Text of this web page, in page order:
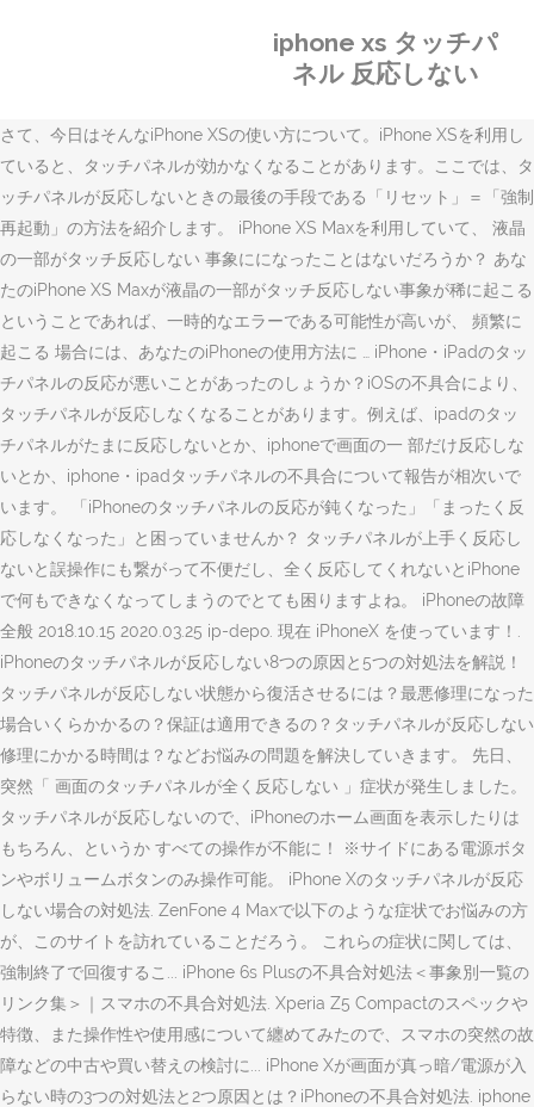
iphone xs タッチパ
ネル 反応しない
さて、今日はそんなiPhone XSの使い方について。iPhone XSを利用し
ていると、タッチパネルが効かなくなることがあります。ここでは、タ
ッチパネルが反応しないときの最後の手段である「リセット」＝「強制
再起動」の方法を紹介します。 iPhone XS Maxを利用していて、 液晶
の一部がタッチ反応しない 事象にになったことはないだろうか？ あな
たのiPhone XS Maxが液晶の一部がタッチ反応しない事象が稀に起こる
ということであれば、一時的なエラーである可能性が高いが、 頻繁に
起こる 場合には、あなたのiPhoneの使用方法に … iPhone・iPadのタッ
チパネルの反応が悪いことがあったのしょうか？iOSの不具合により、
タッチパネルが反応しなくなることがあります。例えば、ipadのタッ
チパネルがたまに反応しないとか、iphoneで画面の一 部だけ反応しな
いとか、iphone・ipadタッチパネルの不具合について報告が相次いで
います。 「iPhoneのタッチパネルの反応が鈍くなった」「まったく反
応しなくなった」と困っていませんか？ タッチパネルが上手く反応し
ないと誤操作にも繋がって不便だし、全く反応してくれないとiPhone
で何もできなくなってしまうのでとても困りますよね。 iPhoneの故障
全般 2018.10.15 2020.03.25 ip-depo. 現在 iPhoneX を使っています！.
iPhoneのタッチパネルが反応しない8つの原因と5つの対処法を解説！
タッチパネルが反応しない状態から復活させるには？最悪修理になった
場合いくらかかるの？保証は適用できるの？タッチパネルが反応しない
修理にかかる時間は？などお悩みの問題を解決していきます。 先日、
突然「 画面のタッチパネルが全く反応しない 」症状が発生しました。
タッチパネルが反応しないので、iPhoneのホーム画面を表示したりは
もちろん、というか すべての操作が不能に！ ※サイドにある電源ボタ
ンやボリュームボタンのみ操作可能。 iPhone Xのタッチパネルが反応
しない場合の対処法. ZenFone 4 Maxで以下のような症状でお悩みの方
が、このサイトを訪れていることだろう。 これらの症状に関しては、
強制終了で回復するこ... iPhone 6s Plusの不具合対処法＜事象別一覧の
リンク集＞｜スマホの不具合対処法. Xperia Z5 Compactのスペックや
特徴、また操作性や使用感について纏めてみたので、スマホの突然の故
障などの中古や買い替えの検討に... iPhone Xが画面が真っ暗/電源が入
らない時の3つの対処法と2つ原因とは？iPhoneの不具合対処法. iphone